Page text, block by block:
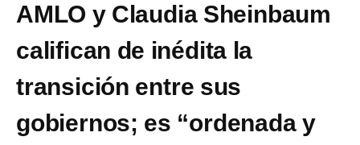
AMLO y Claudia Sheinbaum
califican de inédita la
transición entre sus
gobiernos; es “ordenada y